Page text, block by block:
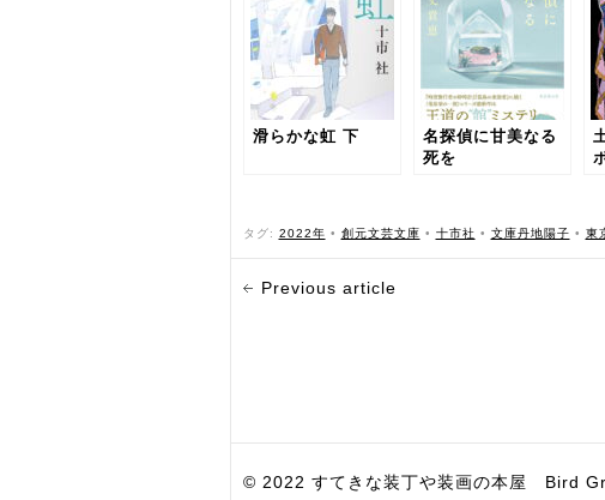
滑らかな虹 下
名探偵に甘美なる
死を
タグ: 2022年 • 創元文芸文庫 • 十市社 • 文庫丹地陽子 • 東
Previous article
© 2022 すてきな装丁や装画の本屋 Bird